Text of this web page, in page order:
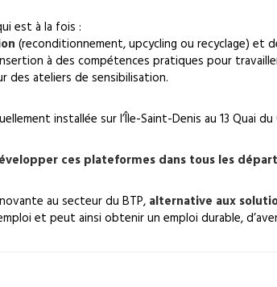
est à la fois :
(reconditionnement, upcycling ou recyclage) et
à des compétences pratiques pour
des ateliers de sensibilisation.
installée sur l’Île-Saint-Denis au 13 Quai du
ces plateformes dans tous les
au secteur du BTP, alternative aux
et peut ainsi obtenir un emploi durable,